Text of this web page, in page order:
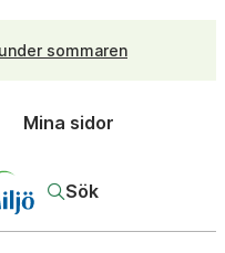
sommaren
Mina sidor
Sök